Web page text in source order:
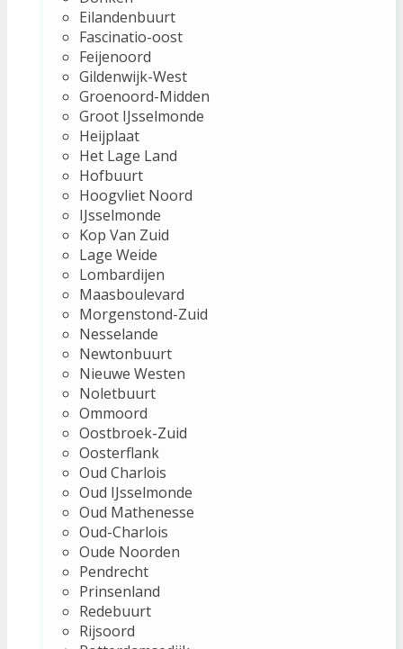
Eilandenbuurt
Fascinatio-oost
Feijenoord
Gildenwijk-West
Groenoord-Midden
Groot IJsselmonde
Heijplaat
Het Lage Land
Hofbuurt
Hoogvliet Noord
IJsselmonde
Kop Van Zuid
Lage Weide
Lombardijen
Maasboulevard
Morgenstond-Zuid
Nesselande
Newtonbuurt
Nieuwe Westen
Noletbuurt
Ommoord
Oostbroek-Zuid
Oosterflank
Oud Charlois
Oud IJsselmonde
Oud Mathenesse
Oud-Charlois
Oude Noorden
Pendrecht
Prinsenland
Redebuurt
Rijsoord